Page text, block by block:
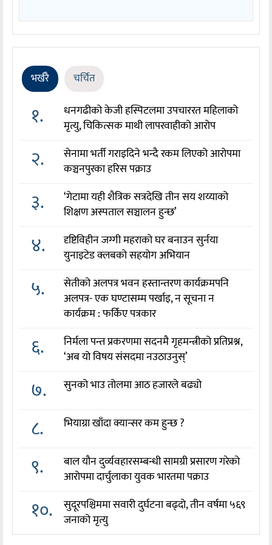
भर्खरै चर्चित
१.
धनगढीको केजी हस्पिटलमा उपचाररत महिलाको
मृत्यु, चिकित्सक माथी लापरवाहीको आरोप
२.
सेनामा भर्ती गराइदिने भन्दै रकम लिएको आरोपमा
कञ्चनपुरका हरिस पक्राउ
३.
‘गेटामा यही शैत्रिक सत्रदेखि तीन सय शय्याको
शिक्षण अस्पताल सञ्चालन हुन्छ’
४.
दृष्टिविहीन जग्गी महराको घर बनाउन सुर्नया
युनाइटेड क्लबको सहयोग अभियान
५.
सेतीको अलपत्र भवन हस्तान्तरण कार्यक्रमपनि
अलपत्र- एक घण्टासम्म पर्खाइ, न सूचना न
कार्यक्रम : फर्किए पत्रकार
६.
निर्मला पन्त प्रकरणमा सदनमै गृहमन्त्रीको प्रतिप्रश्न,
‘अब यो विषय संसदमा नउठाउनुस्’
७. सुनको भाउ तोलमा आठ हजारले बढ्यो
८. भियाग्रा खाँदा क्यान्सर कम हुन्छ ?
९.
बाल यौन दुर्व्यवहारसम्बन्धी सामग्री प्रसारण गरेको
आरोपमा दार्चुलाका युवक भारतमा पक्राउ
१०.
सुदूरपश्चिममा सवारी दुर्घटना बढ्दो, तीन वर्षमा ५६९
जनाको मृत्यु